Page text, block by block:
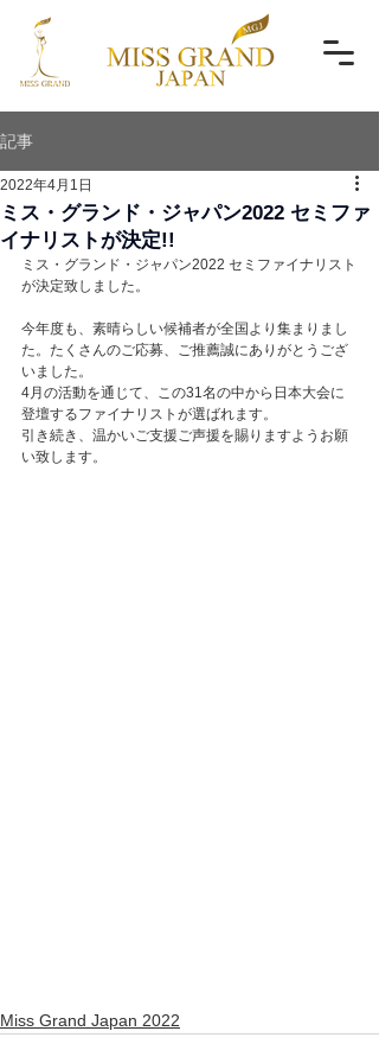
記事
ミス・グランド・ジャパン2022 セミファ
イナリストが決定!!
2022年4月1日
ミス・グランド・ジャパン2022 セミファイナリスト
が決定致しました。
今年度も、素晴らしい候補者が全国より集まりまし
た。たくさんのご応募、ご推薦誠にありがとうござ
いました。
4月の活動を通じて、この31名の中から日本大会に
登壇するファイナリストが選ばれます。
引き続き、温かいご支援ご声援を賜りますようお願
い致します。
Miss Grand Japan 2022